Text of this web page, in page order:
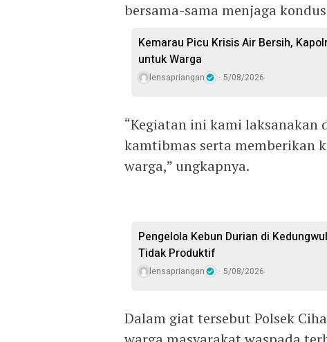
bersama-sama menjaga
Kemarau Picu Krisis Air Bersih,
untuk Warga
lensapriangan 5/08/2026
“Kegiatan ini kami
kamtibmas serta memberikan
warga,” ungkapnya.
Pengelola Kebun Durian di
Tidak Produktif ‎
lensapriangan 5/08/2026
Dalam giat tersebut Polsek